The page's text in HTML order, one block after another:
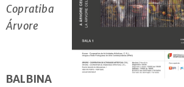
+351
222
geral@arvorecoop.pt
Copratiba
Árvore
BALBINA